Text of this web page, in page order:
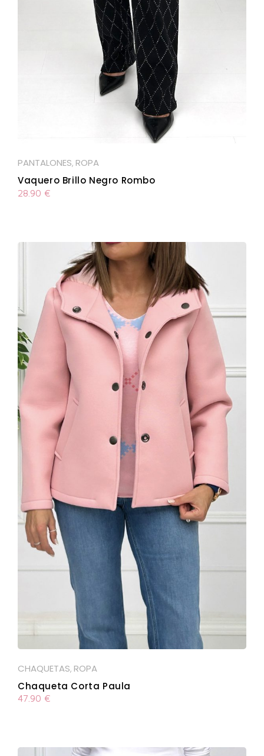
PANTALONES, ROPA
Vaquero Brillo Negro Rombo
28.90 €
CHAQUETAS, ROPA
Chaqueta Corta Paula
47.90 €